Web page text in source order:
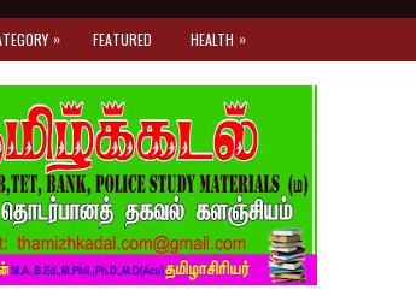
» FEATURED HEALTH »